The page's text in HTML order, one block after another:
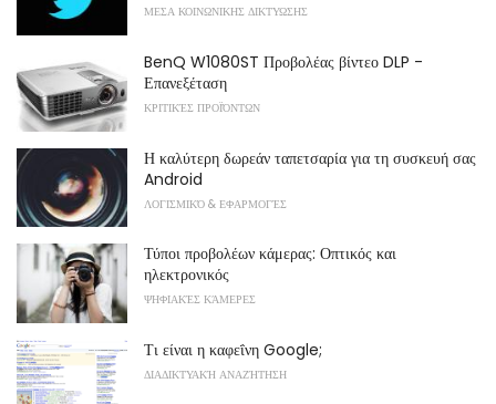
ΜΕΣΑ ΚΟΙΝΩΝΙΚΗΣ ΔΙΚΤΥΩΣΗΣ
BenQ W1080ST Προβολέας βίντεο DLP -
Επανεξέταση
ΚΡΙΤΙΚΈΣ ΠΡΟΪΌΝΤΩΝ
Η καλύτερη δωρεάν ταπετσαρία για τη συσκευή σας
Android
ΛΟΓΙΣΜΙΚΌ & ΕΦΑΡΜΟΓΈΣ
Τύποι προβολέων κάμερας: Οπτικός και
ηλεκτρονικός
ΨΗΦΙΑΚΈΣ ΚΆΜΕΡΕΣ
Τι είναι η καφεΐνη Google;
ΔΙΑΔΙΚΤΥΑΚΉ ΑΝΑΖΉΤΗΣΗ